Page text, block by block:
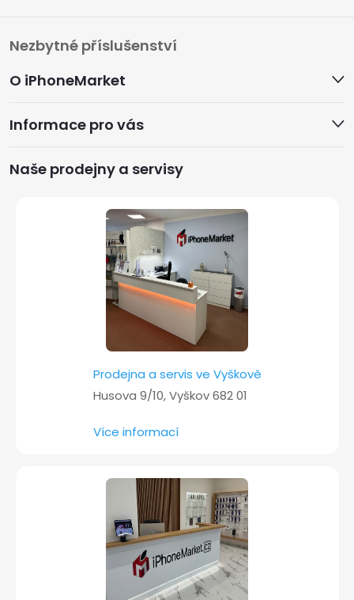
Z
á
p
a
O iPhoneMarket
Informace pro vás
Naše prodejny a servisy
Prodejna a servis ve Vyškově
Husova 9/10, Vyškov 682 01
Více informací
Nezbytné příslušenství